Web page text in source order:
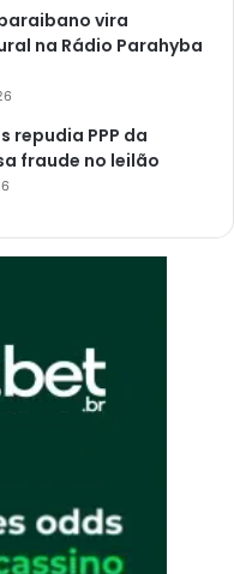
vira
na Rádio Parahyba
repudia PPP da
fraude no leilão